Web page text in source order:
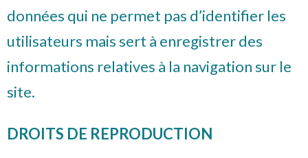
données qui ne permet pas d’identifier les
utilisateurs mais sert à enregistrer des
informations relatives à la navigation sur le
site.
DROITS DE REPRODUCTION